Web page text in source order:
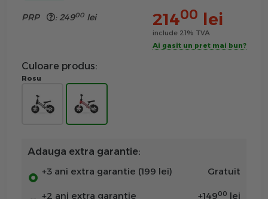
PRP :24900 lei 21400 lei
include 21% TVA
Ai gasit un pret mai bun?
Culoare produs:
Rosu
Adauga extra garantie:
+3 ani extra garantie (199 lei)
Gratuit
+2 ani extra garantie +14900 lei